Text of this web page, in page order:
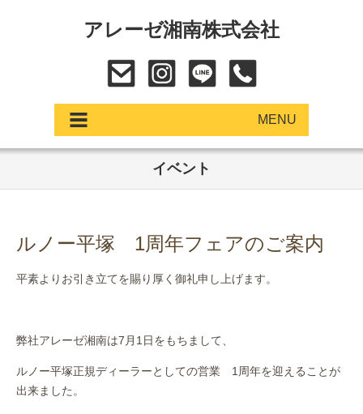
アレーゼ湘南株式会社
MENU
中古車
作業事例
イベント
ルノー平塚 1周年フェアのご案内
平素よりお引き立てを賜り厚く御礼申し上げます。
弊社アレーゼ湘南は7月1日をもちまして、
ルノー平塚正規ディーラーとしての営業 1周年を迎えることが
出来ました。